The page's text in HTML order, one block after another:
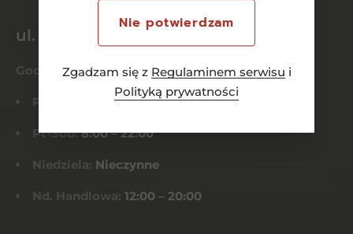
Nie potwierdzam
Zgadzam się z Regulaminem serwisu i
Polityką prywatności
ul. Dworcowa 26/6
Godziny otwarcia
Pn-Czw: 8:00 – 21:00
Pt-Sob:8:00 – 22:00
Niedziela: Nieczynne
Nd. Handlowa: 12:00 – 20:00